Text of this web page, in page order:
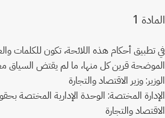
المادة 1
في تطبيق أحكام هذه اللائحة، تكون للكلمات
الموضحة قرين كل منها، ما لم يقتض السياق
الوزير: وزير الاقتصاد والتجارة
الإدارة المختصة: الوحدة الإدارية المختصة
الاقتصاد والتجارة